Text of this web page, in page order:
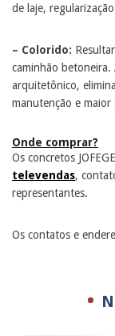
de laje,
– Colorido:
caminhão
arquitetônico,
manutenção e maior
Onde comprar?
Os concretos
televendas,
representantes.
Os contatos e